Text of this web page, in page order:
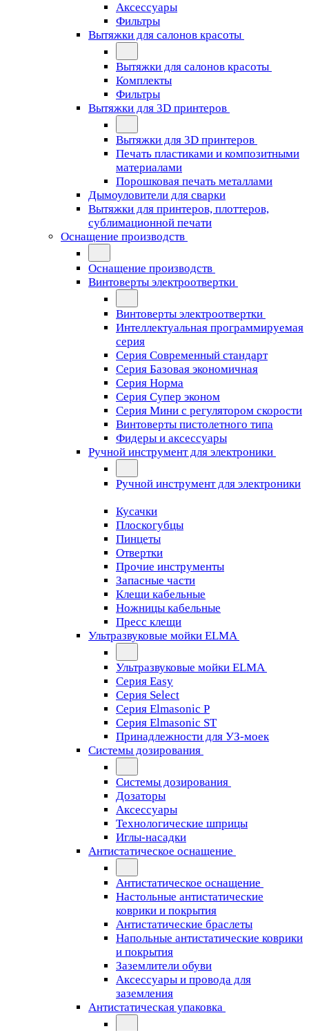
Аксессуары
Фильтры
Вытяжки для салонов красоты
Вытяжки для салонов красоты
Комплекты
Фильтры
Вытяжки для 3D принтеров
Вытяжки для 3D принтеров
Печать пластиками и композитными
материалами
Порошковая печать металлами
Дымоуловители для сварки
Вытяжки для принтеров, плоттеров,
сублимационной печати
Оснащение производств
Оснащение производств
Винтоверты электроотвертки
Винтоверты электроотвертки
Интеллектуальная программируемая
серия
Серия Современный стандарт
Серия Базовая экономичная
Серия Норма
Серия Cупер эконом
Серия Мини с регулятором скорости
Винтоверты пистолетного типа
Фидеры и аксессуары
Ручной инструмент для электроники
Ручной инструмент для электроники
Кусачки
Плоскогубцы
Пинцеты
Отвертки
Прочие инструменты
Запасные части
Клещи кабельные
Ножницы кабельные
Пресс клещи
Ультразвуковые мойки ELMA
Ультразвуковые мойки ELMA
Серия Easy
Серия Select
Серия Elmasonic P
Серия Elmasonic ST
Принадлежности для УЗ-моек
Системы дозирования
Системы дозирования
Дозаторы
Аксессуары
Технологические шприцы
Иглы-насадки
Антистатическое оснащение
Антистатическое оснащение
Настольные антистатические
коврики и покрытия
Антистатические браслеты
Напольные антистатические коврики
и покрытия
Заземлители обуви
Аксессуары и провода для
заземления
Антистатическая упаковка